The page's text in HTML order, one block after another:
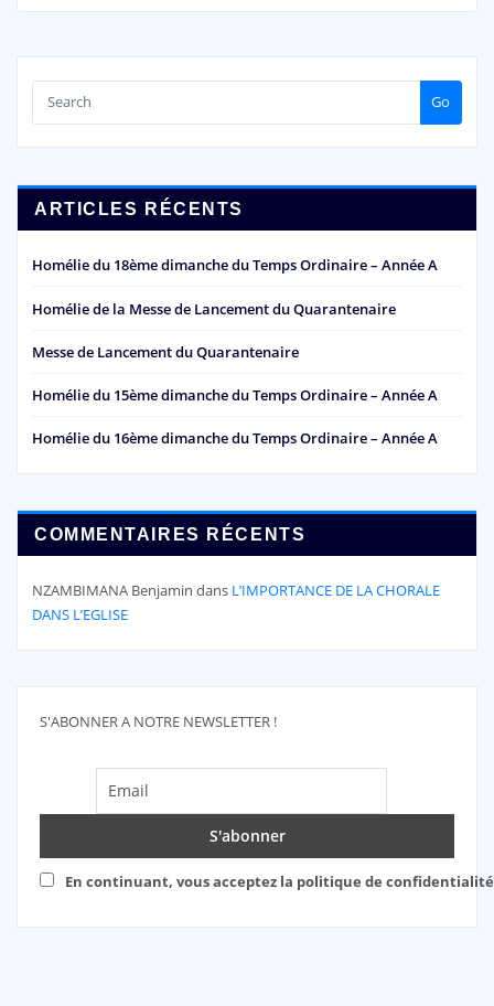
Go
ARTICLES RÉCENTS
Homélie du 18ème dimanche du Temps Ordinaire – Année A
Homélie de la Messe de Lancement du Quarantenaire
Messe de Lancement du Quarantenaire
Homélie du 15ème dimanche du Temps Ordinaire – Année A
Homélie du 16ème dimanche du Temps Ordinaire – Année A
COMMENTAIRES RÉCENTS
NZAMBIMANA Benjamin dans L’IMPORTANCE DE LA CHORALE
DANS L’EGLISE
S'ABONNER A NOTRE NEWSLETTER !
En continuant, vous acceptez la politique de confidentialité